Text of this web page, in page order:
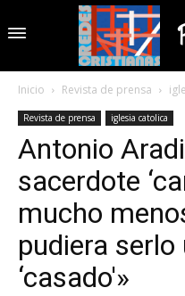
Inicio Revista de prensa
Revista de prensa iglesia catolica
Antonio
sacerdote
mucho
pudiera
‘casado'»